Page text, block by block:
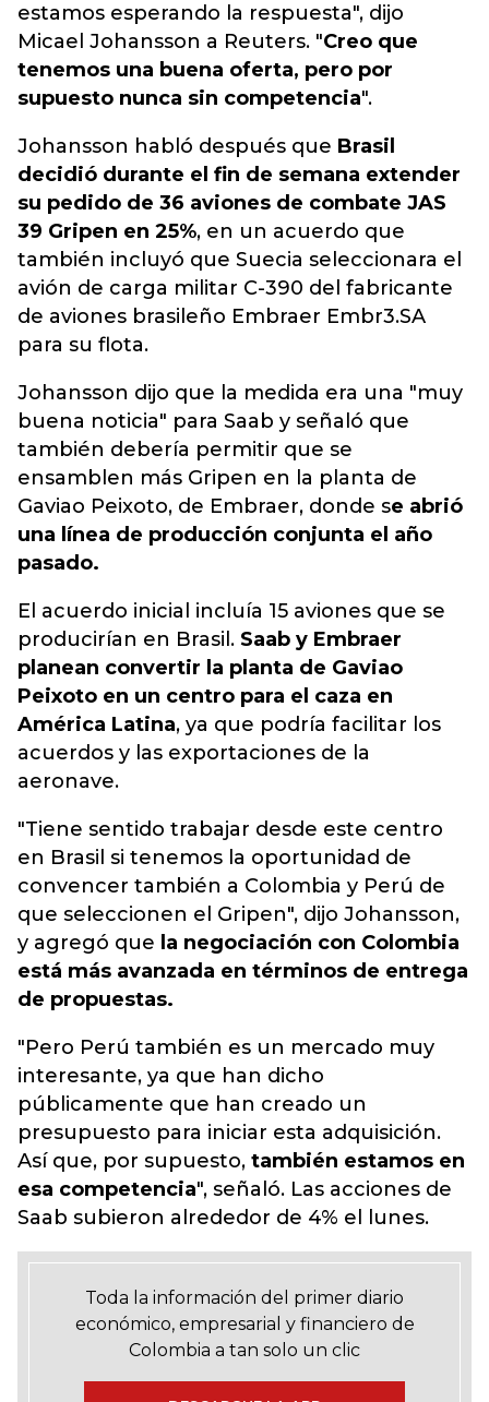
estamos esperando la respuesta", dijo
Micael Johansson a Reuters. "Creo que
tenemos una buena oferta, pero por
supuesto nunca sin competencia".
Johansson habló después que Brasil
decidió durante el fin de semana extender
su pedido de 36 aviones de combate JAS
39 Gripen en 25%, en un acuerdo que
también incluyó que Suecia seleccionara el
avión de carga militar C-390 del fabricante
de aviones brasileño Embraer Embr3.SA
para su flota.
Johansson dijo que la medida era una "muy
buena noticia" para Saab y señaló que
también debería permitir que se
ensamblen más Gripen en la planta de
Gaviao Peixoto, de Embraer, donde se abrió
una línea de producción conjunta el año
pasado.
El acuerdo inicial incluía 15 aviones que se
producirían en Brasil. Saab y Embraer
planean convertir la planta de Gaviao
Peixoto en un centro para el caza en
América Latina, ya que podría facilitar los
acuerdos y las exportaciones de la
aeronave.
"Tiene sentido trabajar desde este centro
en Brasil si tenemos la oportunidad de
convencer también a Colombia y Perú de
que seleccionen el Gripen", dijo Johansson,
y agregó que la negociación con Colombia
está más avanzada en términos de entrega
de propuestas.
"Pero Perú también es un mercado muy
interesante, ya que han dicho
públicamente que han creado un
presupuesto para iniciar esta adquisición.
Así que, por supuesto, también estamos en
esa competencia", señaló. Las acciones de
Saab subieron alrededor de 4% el lunes.
Toda la información del primer diario
económico, empresarial y financiero de
Colombia a tan solo un clic